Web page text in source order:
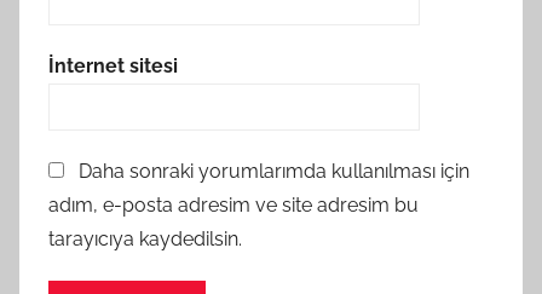
İnternet sitesi
Daha sonraki yorumlarımda kullanılması için
adım, e-posta adresim ve site adresim bu
tarayıcıya kaydedilsin.